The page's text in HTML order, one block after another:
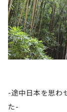
-途中日本を思わ
た-